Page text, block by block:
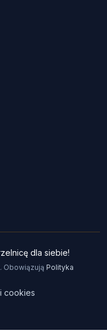
dla siebie!
Obowiązują Polityka
cookies